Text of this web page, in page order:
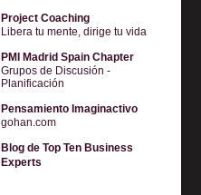
Project Coaching
Libera tu mente, dirige tu vida
PMI Madrid Spain Chapter
Grupos de Discusión -
Planificación
Pensamiento Imaginactivo
gohan.com
Blog de Top Ten Business
Experts